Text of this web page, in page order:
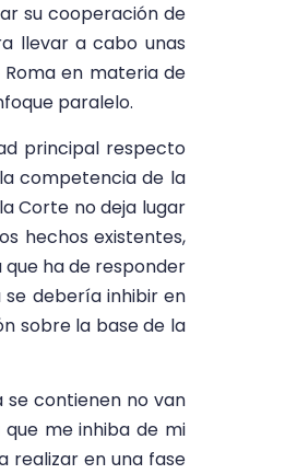
su cooperación de
llevar a cabo unas
en materia de
paralelo.
principal respecto
competencia de la
Corte no deja lugar
hechos existentes,
ha de responder
se debería inhibir en
sobre la base de la
se contienen no van
me inhiba de mi
realizar en una fase